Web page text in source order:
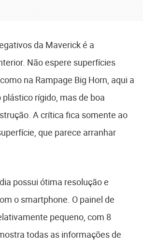
da Maverick é a
Não espere superfícies
na Rampage Big Horn, aqui a
rígido, mas de boa
A crítica fica somente ao
que parece arranhar
possui ótima resolução e
o smartphone. O painel de
pequeno, com 8
todas as informações de